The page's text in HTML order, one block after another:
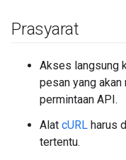
Prasyarat
Akses langsung
pesan yang
permintaan API.
Alat cURL harus
tertentu.